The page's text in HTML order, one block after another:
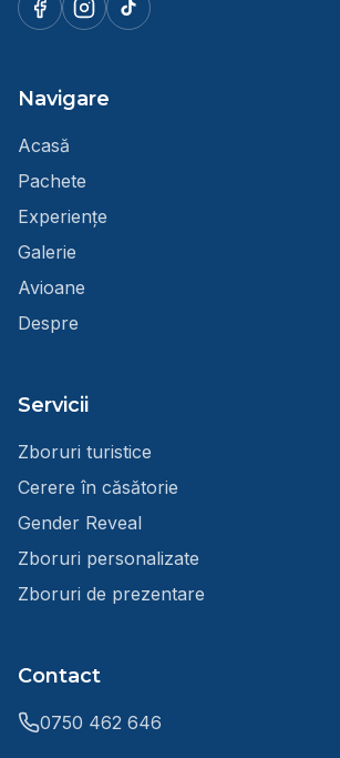
Navigare
Acasă
Pachete
Experiențe
Galerie
Avioane
Despre
Servicii
Zboruri turistice
Cerere în căsătorie
Gender Reveal
Zboruri personalizate
Zboruri de prezentare
Contact
0750 462 646